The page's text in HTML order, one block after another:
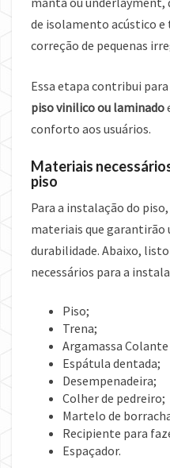
de isolamento acústico
correção de pequenas
Essa etapa contribui
piso vinilico ou laminado
conforto aos usuários.
Materiais
piso
Para a instalação do
materiais que garantirão
durabilidade. Abaixo,
necessários para a
Piso;
Trena;
Argamassa
Espátula dentada;
Desempenadeira;
Colher de pedreiro;
Martelo de
Recipiente para
Espaçador.